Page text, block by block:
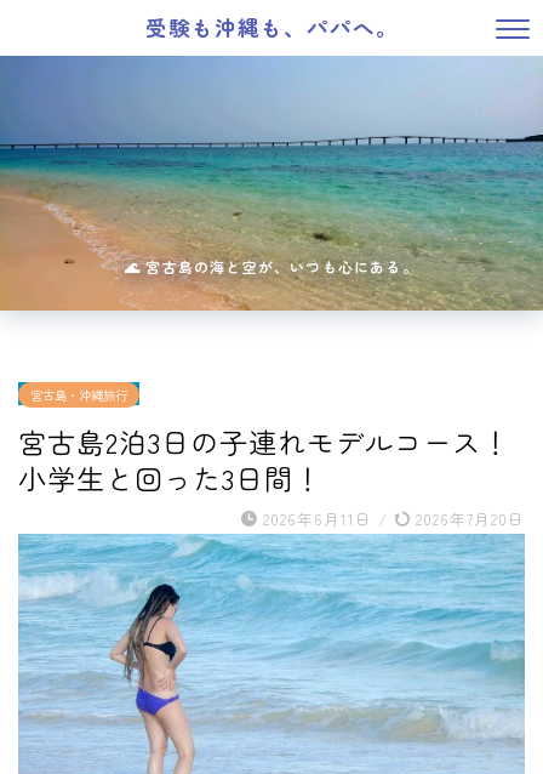
受験も沖縄も、パパへ。
宮古島・沖縄旅行
宮古島2泊3日の子連れモデルコース！
小学生と回った3日間！
2026年6月11日 / 2026年7月20日